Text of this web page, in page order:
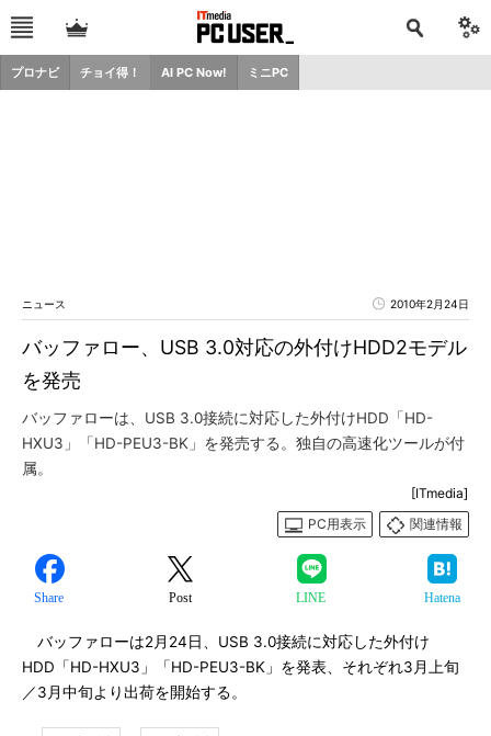
プロナビ チョイ得！ AI PC Now! ミニPC
ニュース 2010年2月24日
バッファロー、USB 3.0対応の外付けHDD2モデル
を発売
バッファローは、USB 3.0接続に対応した外付けHDD「HD-
HXU3」「HD-PEU3-BK」を発売する。独自の高速化ツールが付
属。
[ITmedia]
PC用表示
関連情報
Share Post LINE Hatena
バッファローは2月24日、USB 3.0接続に対応した外付け
HDD「HD-HXU3」「HD-PEU3-BK」を発表、それぞれ3月上旬
／3月中旬より出荷を開始する。